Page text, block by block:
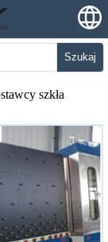
Szukaj
szkła